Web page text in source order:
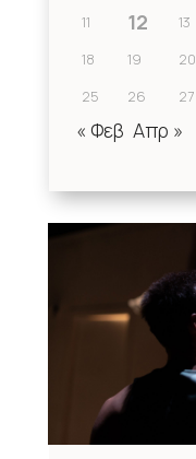
11
12 13
18
19 20
25
26 27
« Φεβ Απρ »